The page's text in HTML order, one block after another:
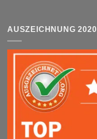
AUSZEICHNUNG 2020